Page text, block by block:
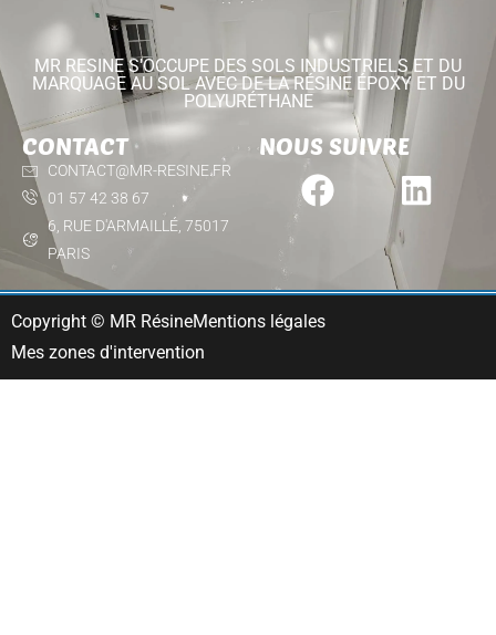
MR RESINE S'OCCUPE DES SOLS INDUSTRIELS ET DU
MARQUAGE AU SOL AVEC DE LA RÉSINE ÉPOXY ET DU
POLYURÉTHANE
CONTACT
CONTACT@MR-RESINE.FR
01 57 42 38 67
6, RUE D'ARMAILLÉ, 75017
PARIS
NOUS SUIVRE
Copyright © MR RésineMentions légales
Mes zones d'intervention